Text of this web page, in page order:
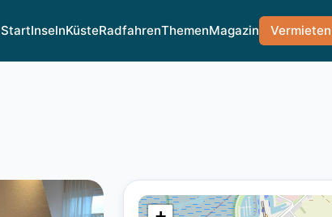
StartInselnKüsteRadfahrenThemenMagazin Vermieten